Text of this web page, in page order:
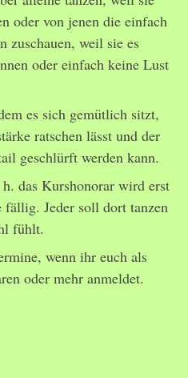
oder von jenen die einfach
zuschauen, weil sie es
oder einfach keine Lust
es sich gemütlich sitzt,
ratschen lässt und der
geschlürft werden kann.
das Kurshonorar wird erst
fällig. Jeder soll dort tanzen
fühlt.
wenn ihr euch als
oder mehr anmeldet.